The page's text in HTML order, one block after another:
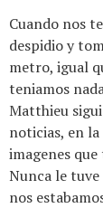
Cuando nos
despidio y
metro, igual
teniamos
Matthieu
noticias, en la
imagenes
Nunca le
nos